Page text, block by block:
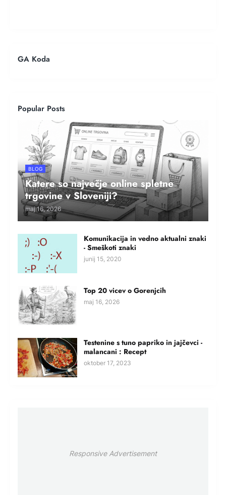
GA Koda
Popular Posts
BLOG
Katere so največje online spletne
trgovine v Sloveniji?
maj 16, 2026
Komunikacija in vedno aktualni znaki
- Smeškoti znaki
junij 15, 2020
Top 20 vicev o Gorenjcih
maj 16, 2026
Testenine s tuno papriko in jajčevci -
malancani : Recept
oktober 17, 2023
Responsive Advertisement